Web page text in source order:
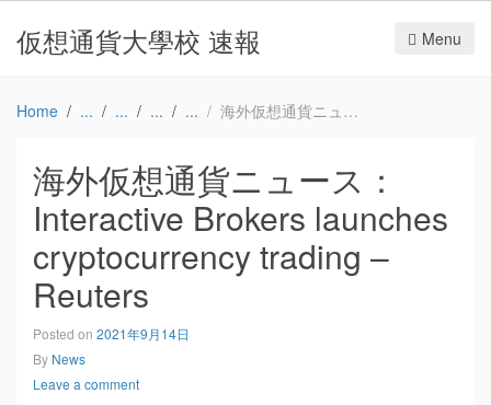
仮想通貨大學校 速報 Menu
Home 海外仮想通貨ニュース：Interactive Brokers launches cryptocurrency trading – Reuters
海外仮想通貨ニュース：
Interactive Brokers launches
cryptocurrency trading –
Reuters
Posted on 2021年9月14日
By News
Leave a comment